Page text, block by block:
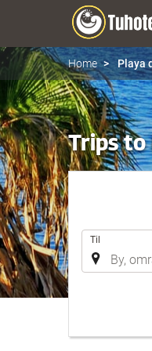
Home Playa
Trips to
Til